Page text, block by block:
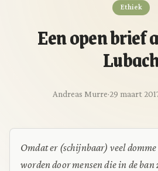
Ethiek
Een open brief
Andreas Murre·29 maart
Omdat er (schijnbaar) veel
worden door mensen die in de ban